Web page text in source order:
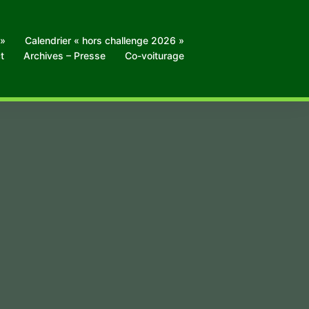
Calendrier « hors challenge 2026 »
Archives – Presse Co-voiturage